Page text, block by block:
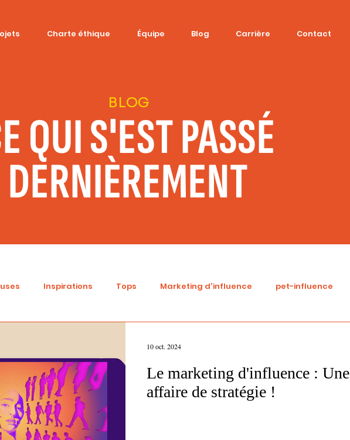
Charte éthique Équipe Blog Carrière Contact
BLOG
QUI S'EST PASSÉ
DERNIÈREMENT
Inspirations Tops Marketing d'influence pet-influence
Cinéma Tendances Influence Trend Food horreur
Beauté événementiel
Le marketing d'influence : Une
affaire de stratégie !
10 oct. 2024